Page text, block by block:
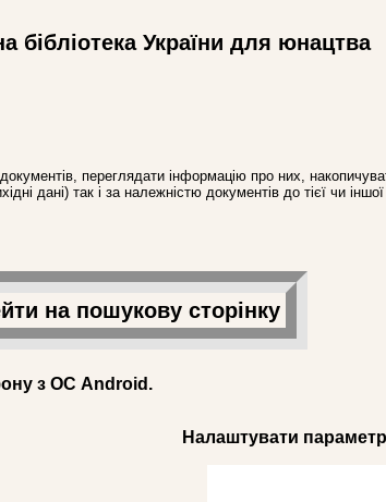
бібліотека України для юнацтва
переглядати інформацію про них,
дані) так і за належністю документів до тієї чи
на пошукову сторінку
з ОС Android.
Налаштувати